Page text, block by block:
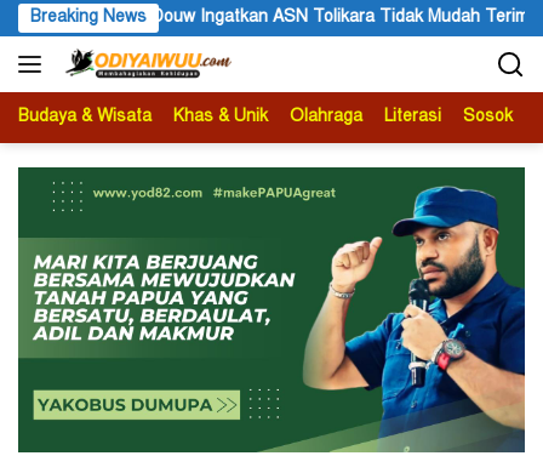
Langsung
ke
konten
Breaking News
Tidak Mudah Terima Informasi yang Belum Akurat
Budaya & Wisata Khas & Unik Olahraga Literasi Sosok